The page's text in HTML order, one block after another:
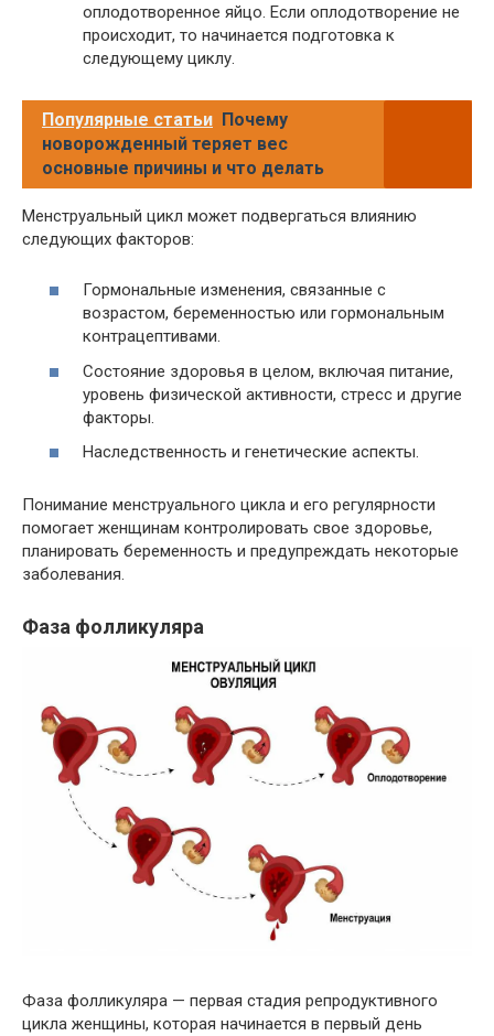
оплодотворенное яйцо. Если оплодотворение не
происходит, то начинается подготовка к
следующему циклу.
Популярные статьи Почему
новорожденный теряет вес
основные причины и что делать
Менструальный цикл может подвергаться влиянию
следующих факторов:
Гормональные изменения, связанные с
возрастом, беременностью или гормональным
контрацептивами.
Состояние здоровья в целом, включая питание,
уровень физической активности, стресс и другие
факторы.
Наследственность и генетические аспекты.
Понимание менструального цикла и его регулярности
помогает женщинам контролировать свое здоровье,
планировать беременность и предупреждать некоторые
заболевания.
Фаза фолликуляра
Фаза фолликуляра — первая стадия репродуктивного
цикла женщины, которая начинается в первый день